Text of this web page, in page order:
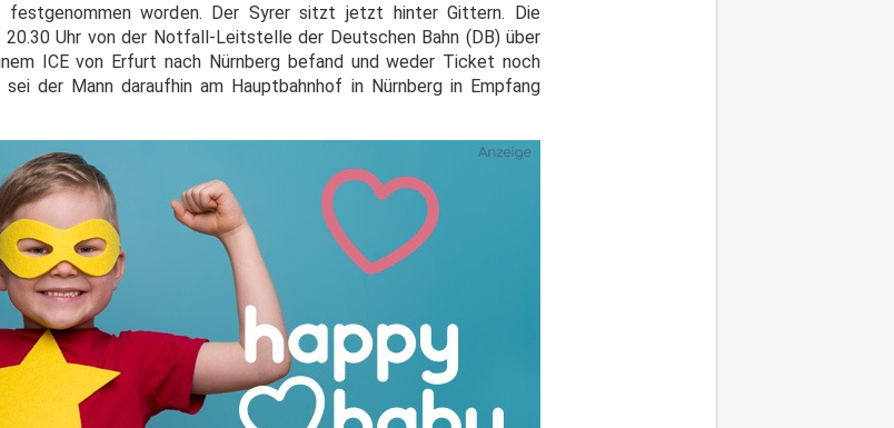
worden. Der Syrer sitzt jetzt hinter Gittern. Die
20.30 Uhr von der Notfall-Leitstelle der Deutschen Bahn (DB) über
ICE von Erfurt nach Nürnberg befand und weder Ticket noch
der Mann daraufhin am Hauptbahnhof in Nürnberg in Empfang